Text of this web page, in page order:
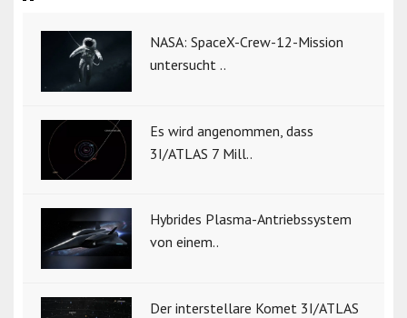
NASA: SpaceX-Crew-12-Mission
untersucht ..
Es wird angenommen, dass
3I/ATLAS 7 Mill..
Hybrides Plasma-Antriebssystem
von einem..
Der interstellare Komet 3I/ATLAS